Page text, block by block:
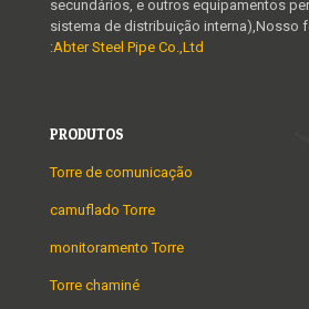
secundários, e outros equipamentos
sistema de distribuição interna),Nosso
:Abter Steel Pipe Co.,Ltd
PRODUTOS
Torre de comunicação
camuflado Torre
monitoramento Torre
Torre chaminé